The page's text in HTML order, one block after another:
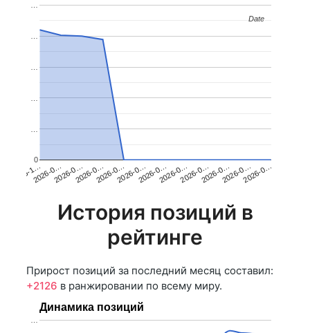
2025-1…2026-0…2026-0…2026-0…2026-0…2026-0…2026-0…2026-0…2026-0…2026-0…2026-0…2026-0…
0
…
…
Date
Date
История позиций в
рейтинге
Прирост позиций за последний месяц составил:
+2126 в ранжировании по всему миру.
Динамика позиций
…